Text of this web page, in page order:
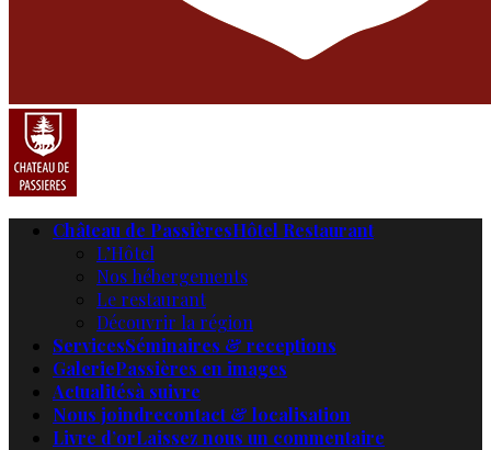
Château de PassièresHôtel Restaurant
L’Hôtel
Nos hébergements
Le restaurant
Découvrir la région
ServicesSéminaires & receptions
GaleriePassières en images
Actualitésà suivre
Nous joindrecontact & localisation
Livre d’orLaissez nous un commentaire